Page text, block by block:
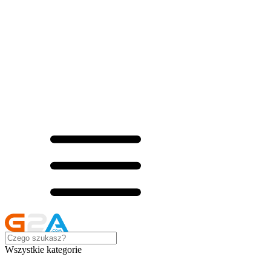
Wszystkie kategorie